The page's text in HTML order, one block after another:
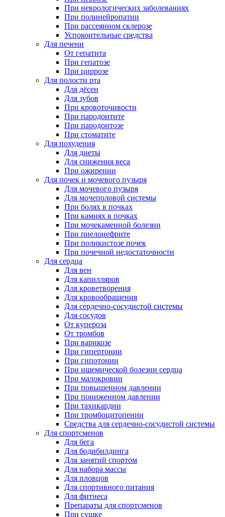
При неврологических заболеваниях
При полинейропатии
При рассеянном склерозе
Успокоительные средства
Для печени
От гепатита
При гепатозе
При циррозе
Для полости рта
Для дёсен
Для зубов
При кровоточивости
При пародонтите
При пародонтозе
При стоматите
Для похудения
Для диеты
Для снижения веса
При ожирении
Для почек и мочевого пузыря
Для мочевого пузыря
Для мочеполовой системы
При болях в почках
При камнях в почках
При мочекаменной болезни
При пиелонефрите
При поликистозе почек
При почечной недостаточности
Для сердца
Для вен
Для капилляров
Для кроветворения
Для кровообращения
Для сердечно-сосудистой системы
Для сосудов
От купероза
От тромбов
При варикозе
При гипертонии
При гипотонии
При ишемической болезни сердца
При малокровии
При повышенном давлении
При пониженном давлении
При тахикардии
При тромбоцитопении
Средства для сердечно-сосудистой системы
Для спортсменов
Для бега
Для бодибилдинга
Для занятий спортом
Для набора массы
Для пловцов
Для спортивного питания
Для фитнеса
Препараты для спортсменов
При сушке